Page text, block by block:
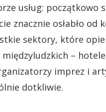
usług: początkowo
znacznie osłabło od
sektory, które
–
imprez i
dotkliwie.